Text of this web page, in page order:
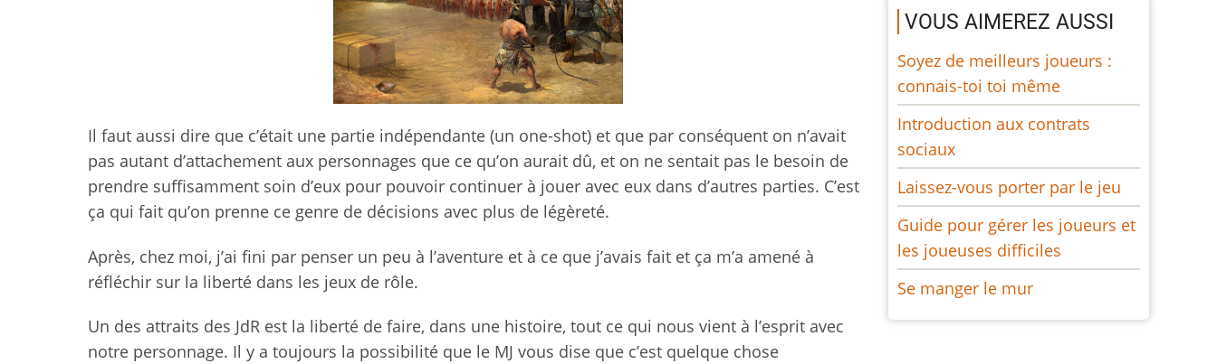
Il faut aussi dire que c’était une partie indépendante (un one-shot) et que par conséquent on n’avait
pas autant d’attachement aux personnages que ce qu’on aurait dû, et on ne sentait pas le besoin de
prendre suffisamment soin d’eux pour pouvoir continuer à jouer avec eux dans d’autres parties. C’est
ça qui fait qu’on prenne ce genre de décisions avec plus de légèreté.
Après, chez moi, j’ai fini par penser un peu à l’aventure et à ce que j’avais fait et ça m’a amené à
réfléchir sur la liberté dans les jeux de rôle.
Un des attraits des JdR est la liberté de faire, dans une histoire, tout ce qui nous vient à l’esprit avec
notre personnage. Il y a toujours la possibilité que le MJ vous dise que c’est quelque chose
VOUS AIMEREZ AUSSI
Soyez de meilleurs joueurs :
connais-toi toi même
Introduction aux contrats
sociaux
Laissez-vous porter par le jeu
Guide pour gérer les joueurs et
les joueuses difficiles
Se manger le mur